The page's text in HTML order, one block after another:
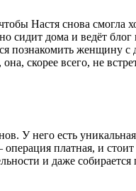
Настя снова смогла
дома и ведёт
познакомить
скорее всего, не
У него есть
операция платная, и
и даже